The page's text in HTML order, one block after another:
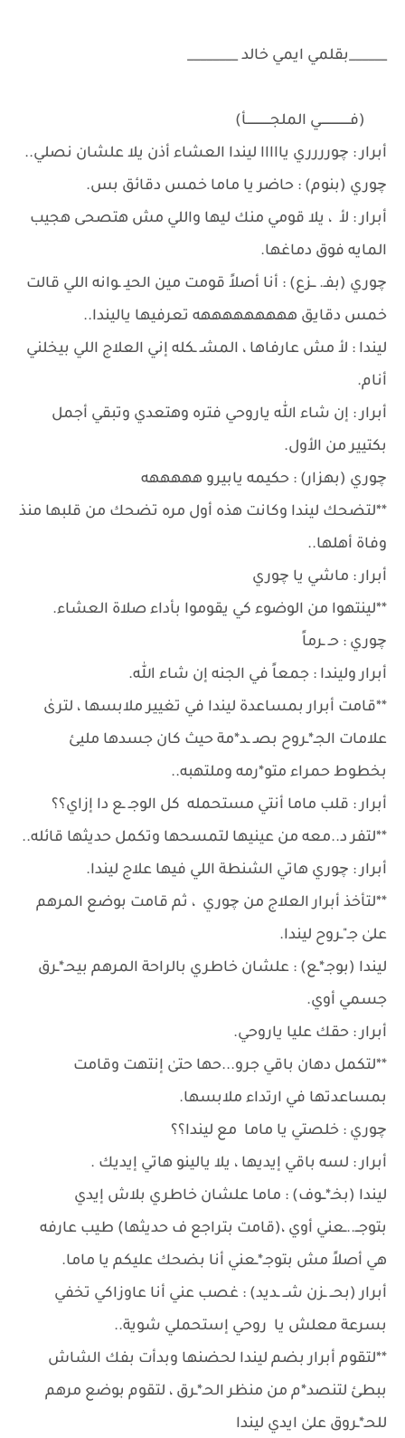
______بقلمي ايمي خالد ________
(فــــــــــــــــي الملجـــــــــــــأ)
أبرار : چورررري يااااا ليندا العشاء أذن يلا علشان نصلي..
چوري (بنوم) : حاضر يا ماما خمس دقائق بس.
أبرار : لأ ، يلا قومي منك ليها واللي مش هتصحى هجيب
المايه فوق دماغها.
چوري (بفـ. ــزع) : أنا أصلاً قومت مين الحيـ ـوانه اللي قالت
خمس دقايق هههههههههه تعرفيها ياليندا..
ليندا : لأ مش عارفاها ، المشـ ـكله إني العلاج اللي بيخلني
أنام.
أبرار : إن شاء الله ياروحي فتره وهتعدي وتبقي أجمل
بكتيير من الأول.
چوري (بهزار) : حكيمه يابيرو هههههه
**لتضحك ليندا وكانت هذه أول مره تضحك من قلبها منذ
وفاة أهلها..
أبرار : ماشي يا چوري
**لينتهوا من الوضوء كي يقوموا بأداء صلاة العشاء.
چوري : حـ ـرماً
أبرار وليندا : جمعاً في الجنه إن شاء ﷲ.
**قامت أبرار بمساعدة ليندا في تغيير ملابسها ، لترىٰ
علامات الجـ*ـروح بصـ ـد*مة حيث كان جسدها مليئ
بخطوط حمراء متو*رمه وملتهبه..
أبرار : قلب ماما أنتي مستحمله كل الوجـ ـع دا إزاي؟؟
**لتفر د..معه من عينيها لتمسحها وتكمل حديثها قائله..
أبرار : چوري هاتي الشنطة اللي فيها علاج ليندا.
**لتأخذ أبرار العلاج من چوري ، ثم قامت بوضع المرهم
علىٰ جـ"ـروح ليندا.
ليندا (بوجـ*ـع) : علشان خاطري بالراحة المرهم بيحـ*ـرق
جسمي أوي.
أبرار : حقك عليا ياروحي.
**لتكمل دهان باقي جرو...حها حتىٰ إنتهت وقامت
بمساعدتها في ارتداء ملابسها.
چوري : خلصتي يا ماما مع ليندا؟؟
أبرار : لسه باقي إيديها ، يلا يالينو هاتي إيديك .
ليندا (بخـ*ــوف) : ماما علشان خاطري بلاش إيدي
بتوجــ..ـعني أوي ،(قامت بتراجع ف حديثها) طيب عارفه
هي أصلاً مش بتوجـ*ـعني أنا بضحك عليكم يا ماما.
أبرار (بحــ ـزن شــ ـديد) : غصب عني أنا عاوزاكي تخفي
بسرعة معلش يا روحي إستحملي شوية..
**لتقوم أبرار بضم ليندا لحضنها وبدأت بفك الشاش
ببطئ لتنصد*م من منظر الحـ*ـرق ، لتقوم بوضع مرهم
للحـ*ـروق علىٰ ايدي ليندا